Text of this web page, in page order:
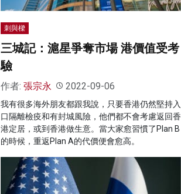
刺與樑
三城記：滬星爭奪市場 港價值受考
驗
作者: 張宗永 2022-09-06
我有很多海外朋友都跟我說，只要香港仍然堅持入
口隔離檢疫和有封城風險，他們都不會考慮返回香
港定居，或到香港做生意。當大家愈習慣了Plan B
的時候，重返Plan A的代價便會愈高。